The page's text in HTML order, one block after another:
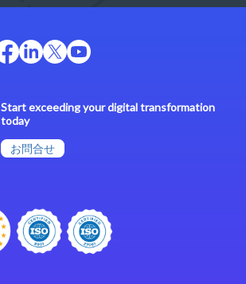
Start exceeding your digital transformation
today
お問合せ